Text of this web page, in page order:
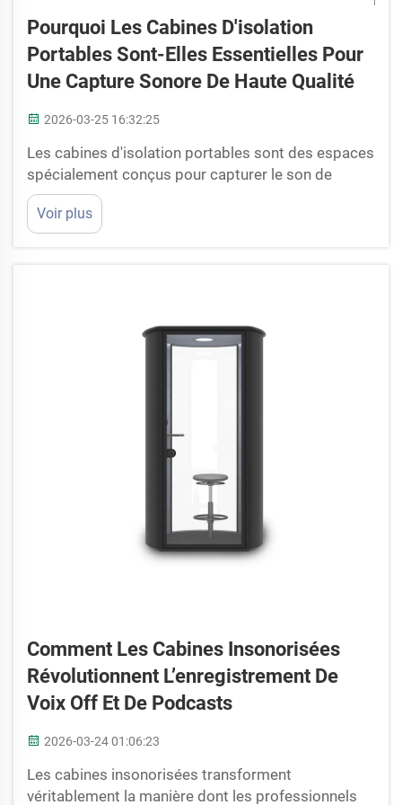
Pourquoi Les Cabines D'isolation
Portables Sont-Elles Essentielles Pour
Une Capture Sonore De Haute Qualité
2026-03-25 16:32:25
Les cabines d'isolation portables sont des espaces
spécialement conçus pour capturer le son de
manière claire, sans bruit provenant de l'extérieur.
Imaginez que vous soyez musicien et que vous
tentiez d'enregistrer une chanson chez vous, mais
musique. C’est là qu’interviennent les cabines port...
Voir plus
Comment Les Cabines Insonorisées
Révolutionnent L’enregistrement De
Voix Off Et De Podcasts
2026-03-24 01:06:23
Les cabines insonorisées transforment
véritablement la manière dont les professionnels